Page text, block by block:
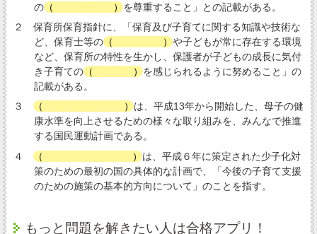
の（ ）を尊重すること」との記載がある。
２ 保育所保育指針に、「保育及び子育てに関する知識や技術な
ど、保育士等の（ ）や子どもが常に存在する環境
など、保育所の特性を生かし、保護者が子どもの成長に気付
き子育ての（ ）を感じられるように努めること」の
記載がある。
３ （ ）は、平成13年から開始した、母子の健
康水準を向上させるための様々な取り組みを、みんなで推進
する国民運動計画である。
４ （ ）は、平成６年に策定された少子化対
策のための最初の国の具体的な計画で、「今後の子育て支援
のための施策の基本的方向について」のことを指す。
もっと問題を解きたい人は合格アプリ！